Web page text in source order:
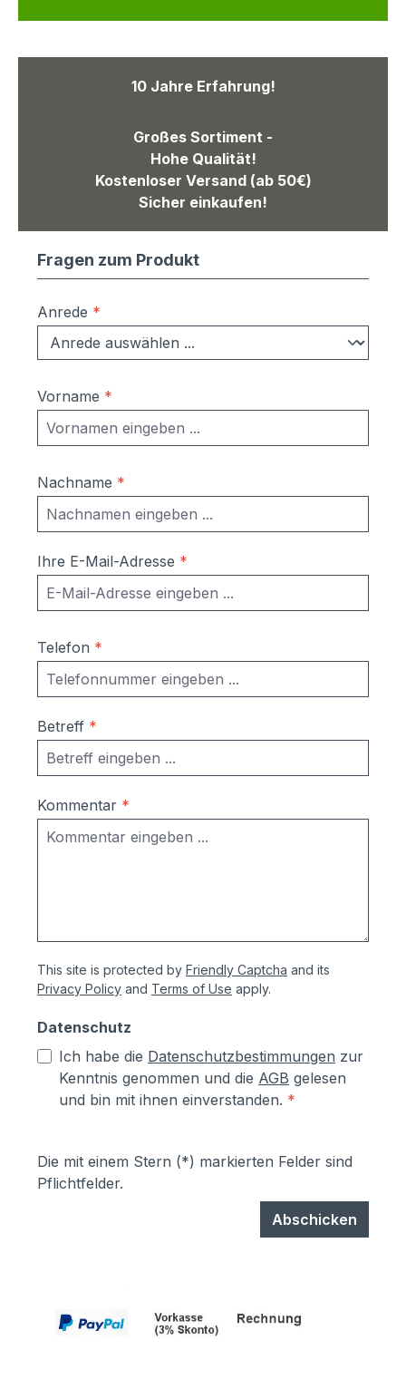
10 Jahre Erfahrung!
Großes Sortiment -
Hohe Qualität!
Kostenloser Versand (ab 50€)
Sicher einkaufen!
Fragen zum Produkt
Anrede *
Vorname *
Nachname *
Ihre E-Mail-Adresse *
Telefon *
Betreff *
Kommentar *
This site is protected by Friendly Captcha and its
Privacy Policy and Terms of Use apply.
Datenschutz
Ich habe die Datenschutzbestimmungen zur
Kenntnis genommen und die AGB gelesen
und bin mit ihnen einverstanden. *
Die mit einem Stern (*) markierten Felder sind
Pflichtfelder.
Abschicken